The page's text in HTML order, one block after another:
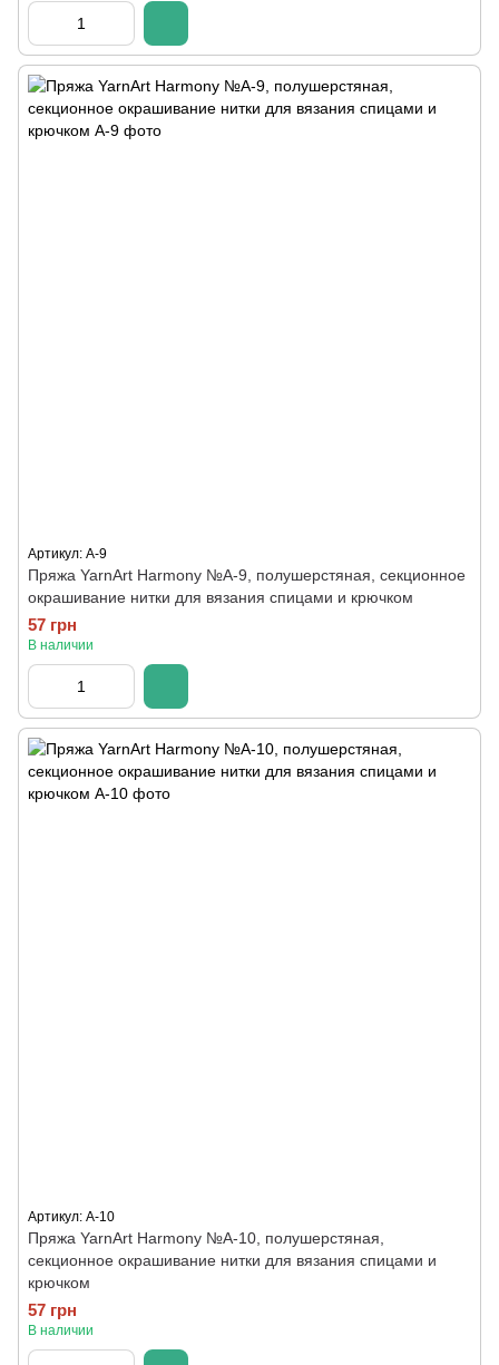
Артикул: A-9
Пряжа YarnArt Harmony №А-9, полушерстяная, секционное
окрашивание нитки для вязания спицами и крючком
57 грн
В наличии
Артикул: A-10
Пряжа YarnArt Harmony №А-10, полушерстяная,
секционное окрашивание нитки для вязания спицами и
крючком
57 грн
В наличии